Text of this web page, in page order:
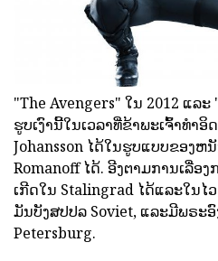
"The Avengers" ໃນ 2012 ແລ
ຮູບເງົານີ້ໃນເວລາທີ່ຂ້າພະເຈົ້າທໍາ
Johansson ໄດ້ໃນຮູບແບບຂອງຫ
Romanoff ໄດ້. ອີງຕາມການເລື່ອ
ເກີດໃນ Stalingrad ໄດ້ແລະໃນ
ມັນບັງສປປລ Soviet, ແລະມີພຣະອົ
Petersburg.